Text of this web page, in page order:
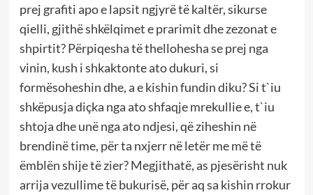
prej grafiti apo e lapsit ngjyrë të kaltër, sikurse
qielli, gjithë shkëlqimet e prarimit dhe zezonat e
shpirtit? Përpiqesha të thellohesha se prej nga
vinin, kush i shkaktonte ato dukuri, si
formësoheshin dhe, a e kishin fundin diku? Si t`iu
shkëpusja diçka nga ato shfaqje mrekullie e, t`iu
shtoja dhe unë nga ato ndjesi, që ziheshin në
brendinë time, për ta nxjerr në letër me më të
ëmblën shije të zier? Megjithatë, as pjesërisht nuk
arrija vezullime të bukurisë, për aq sa kishin rrokur